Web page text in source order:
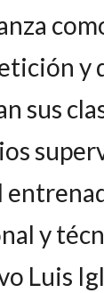
y
sus
y
Luis